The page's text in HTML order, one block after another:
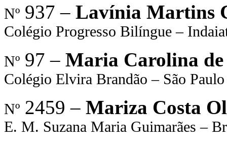
Nº 937 – Lavínia Martins
Colégio Progresso Bilíngue –
Nº 97 – Maria Carolina
Colégio Elvira Brandão – São
Nº 2459 – Mariza Costa
E. M. Suzana Maria Guimarães –